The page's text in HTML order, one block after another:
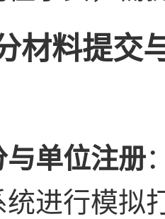
材料提交
与单位注册
统进行模拟